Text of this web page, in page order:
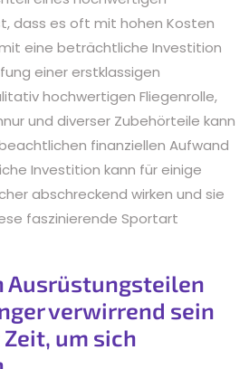
dass es oft mit hohen Kosten
eine beträchtliche Investition
einer erstklassigen
hochwertigen Fliegenrolle,
und diverser Zubehörteile kann
finanziellen Aufwand
Investition kann für einige
abschreckend wirken und sie
faszinierende Sportart
Ausrüstungsteilen
verwirrend sein
um sich